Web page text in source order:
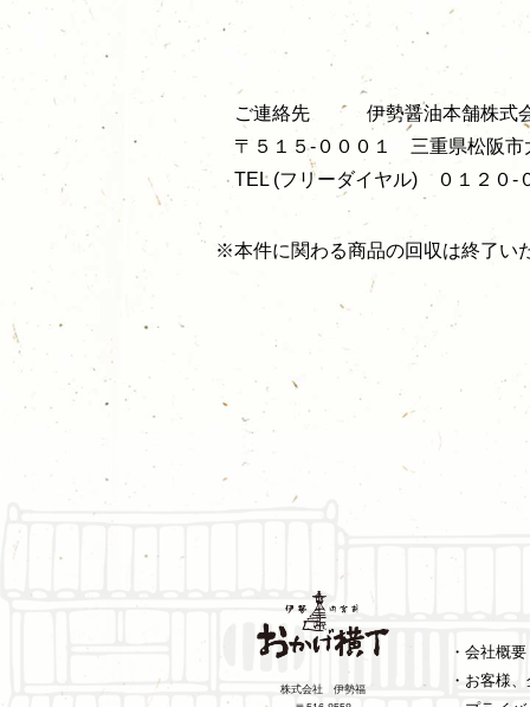
ご連絡先 伊勢醤油本舗株式
〒５１５-０００１ 三重県松阪市
TEL (フリーダイヤル) ０１２０-
※本件に関わる商品の回収は終了い
株式会社 伊勢福
・会社概要
・お客様